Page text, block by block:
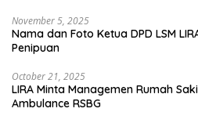
November 5, 2025
Nama dan Foto Ketua DPD LSM
Penipuan
October 21, 2025
LIRA Minta Managemen Rumah
Ambulance RSBG